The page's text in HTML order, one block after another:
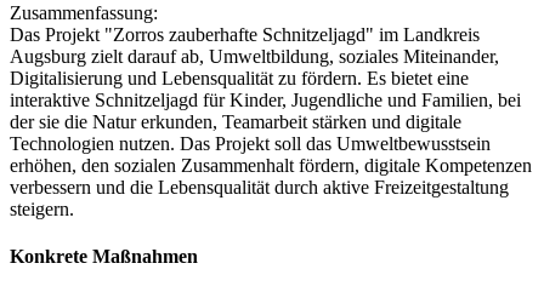
Zusammenfassung:
Das Projekt "Zorros zauberhafte Schnitzeljagd" im Landkreis
Augsburg zielt darauf ab, Umweltbildung, soziales Miteinander,
Digitalisierung und Lebensqualität zu fördern. Es bietet eine
interaktive Schnitzeljagd für Kinder, Jugendliche und Familien, bei
der sie die Natur erkunden, Teamarbeit stärken und digitale
Technologien nutzen. Das Projekt soll das Umweltbewusstsein
erhöhen, den sozialen Zusammenhalt fördern, digitale Kompetenzen
verbessern und die Lebensqualität durch aktive Freizeitgestaltung
steigern.
Konkrete Maßnahmen